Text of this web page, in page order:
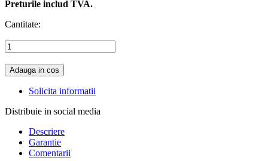
Preturile includ TVA.
Cantitate:
Adauga in cos
Solicita informatii
Distribuie in social media
Descriere
Garantie
Comentarii